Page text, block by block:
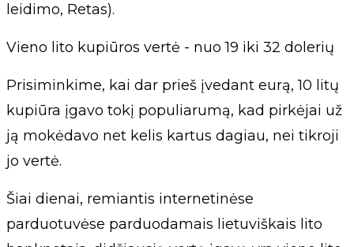
leidimo, Retas).
Vieno lito kupiūros vertė - nuo 19 iki 32 dolerių
Prisiminkime, kai dar prieš įvedant eurą, 10 litų
kupiūra įgavo tokį populiarumą, kad pirkėjai už
ją mokėdavo net kelis kartus dagiau, nei tikroji
jo vertė.
Šiai dienai, remiantis internetinėse
parduotuvėse parduodamais lietuviškais lito